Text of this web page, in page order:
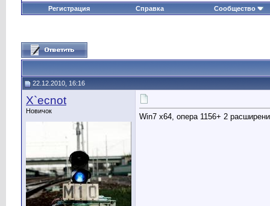
Регистрация Справка Сообщество
22.12.2010, 16:16
X`ecnot
Новичок
Win7 x64, опера 1156+ 2